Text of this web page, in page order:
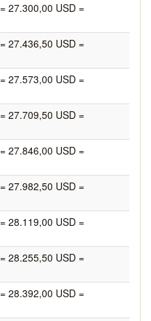
= 27.300,00 USD =
= 27.436,50 USD =
= 27.573,00 USD =
= 27.709,50 USD =
= 27.846,00 USD =
= 27.982,50 USD =
= 28.119,00 USD =
= 28.255,50 USD =
= 28.392,00 USD =